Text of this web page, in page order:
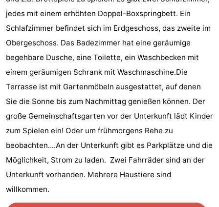
-
Spielplätze
-
Indoor-
Spielplätze
-
Bowling
-
Minigolfplätze
Wellness-
Zentren
Dörfer
&
Städte
Natur
Führungen
Sport
jedes mit einem erhöhten Doppel-Boxspringbett. Ein
Schlafzimmer befindet sich im Erdgeschoss, das zweite im
Obergeschoss. Das Badezimmer hat eine geräumige
begehbare Dusche, eine Toilette, ein Waschbecken mit
einem geräumigen Schrank mit Waschmaschine.Die
Terrasse ist mit Gartenmöbeln ausgestattet, auf denen
Sie die Sonne bis zum Nachmittag genießen können. Der
große Gemeinschaftsgarten vor der Unterkunft lädt Kinder
zum Spielen ein! Oder um frühmorgens Rehe zu
beobachten....An der Unterkunft gibt es Parkplätze und die
Möglichkeit, Strom zu laden. Zwei Fahrräder sind an der
Unterkunft vorhanden. Mehrere Haustiere sind
willkommen.